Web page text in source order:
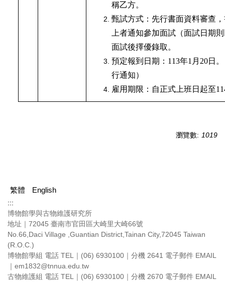
稱乙方。
甄試方式：先行書面資料審查
上者通知參加面試（面試日期
面試後擇優錄取。
預定報到日期： 113年1 月20日
行通知）
雇用期限：自正式上班日起至
瀏覽數: 1019
繁體 English
:::
博物館學與古物維護研究所
地址｜72045 臺南市官田區大崎里大崎66號
No.66,Daci Village ,Guantian District,Tainan City,72045 Taiwan
(R.O.C.)
博物館學組 電話 TEL｜(06) 6930100｜分機 2641 電子郵件 EMAIL
｜em1832@tnnua.edu.tw
古物維護組 電話 TEL｜(06) 6930100｜分機 2670 電子郵件 EMAIL